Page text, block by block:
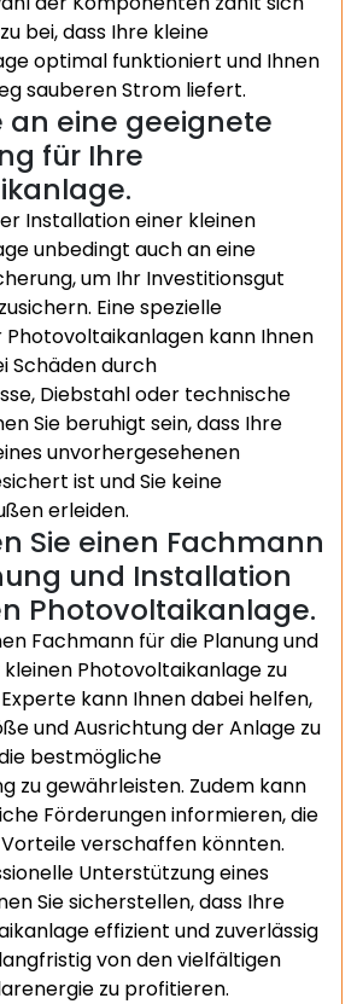
bei, dass Ihre kleine
optimal funktioniert und Ihnen
sauberen Strom liefert.
an eine geeignete
für Ihre
Installation einer kleinen
unbedingt auch an eine
um Ihr Investitionsgut
Eine spezielle
kann Ihnen
Schäden durch
Diebstahl oder technische
Sie beruhigt sein, dass Ihre
unvorhergesehenen
ist und Sie keine
erleiden.
Sie einen Fachmann
und Installation
Photovoltaikanlage.
Fachmann für die Planung und
Photovoltaikanlage zu
kann Ihnen dabei helfen,
und Ausrichtung der Anlage zu
bestmögliche
zu gewährleisten. Zudem kann
Förderungen informieren, die
verschaffen könnten.
Unterstützung eines
Sie sicherstellen, dass Ihre
effizient und zuverlässig
von den vielfältigen
zu profitieren.